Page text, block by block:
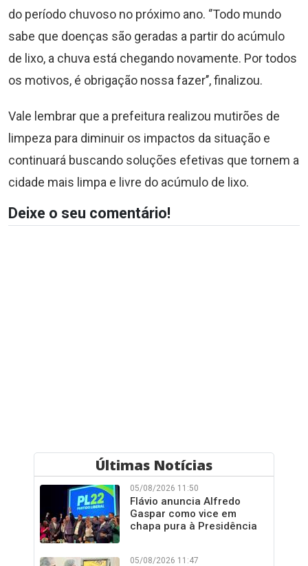
do período chuvoso no próximo ano. ‘’Todo mundo
sabe que doenças são geradas a partir do acúmulo
de lixo, a chuva está chegando novamente. Por todos
os motivos, é obrigação nossa fazer’’, finalizou.
Vale lembrar que a prefeitura realizou mutirões de
limpeza para diminuir os impactos da situação e
continuará buscando soluções efetivas que tornem a
cidade mais limpa e livre do acúmulo de lixo.
Deixe o seu comentário!
Últimas Notícias
05/08/2026 11:50
Flávio anuncia Alfredo
Gaspar como vice em
chapa pura à Presidência
05/08/2026 11:47